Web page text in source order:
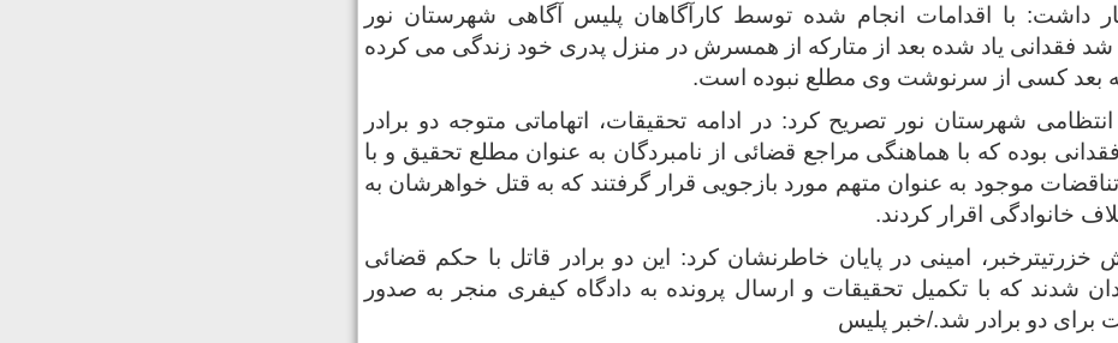
داشت: با اقدامات انجام شده توسط کارآگاهان پلیس آگاهی شهرستان نور
فقدانی یاد شده بعد از متارکه از همسرش در منزل پدری خود زندگی می کرده
بعد کسی از سرنوشت وی مطلع نبوده است.
انتظامی شهرستان نور تصریح کرد: در ادامه تحقیقات، اتهاماتی متوجه دو برادر
بوده که با هماهنگی مراجع قضائی از نامبردگان به عنوان مطلع تحقیق و با
موجود به عنوان متهم مورد بازجویی قرار گرفتند که به قتل خواهرشان به
خانوادگی اقرار کردند.
خزرتیترخبر، امینی در پایان خاطرنشان کرد: این دو برادر قاتل با حکم قضائی
شدند که با تکمیل تحقیقات و ارسال پرونده به دادگاه کیفری منجر به صدور
برای دو برادر شد./خبر پلیس